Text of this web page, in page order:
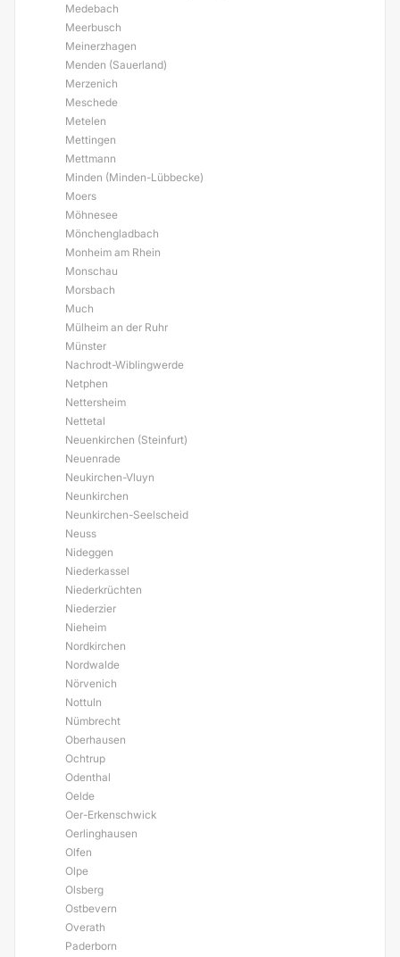
Medebach
Meerbusch
Meinerzhagen
Menden (Sauerland)
Merzenich
Meschede
Metelen
Mettingen
Mettmann
Minden (Minden-Lübbecke)
Moers
Möhnesee
Mönchengladbach
Monheim am Rhein
Monschau
Morsbach
Much
Mülheim an der Ruhr
Münster
Nachrodt-Wiblingwerde
Netphen
Nettersheim
Nettetal
Neuenkirchen (Steinfurt)
Neuenrade
Neukirchen-Vluyn
Neunkirchen
Neunkirchen-Seelscheid
Neuss
Nideggen
Niederkassel
Niederkrüchten
Niederzier
Nieheim
Nordkirchen
Nordwalde
Nörvenich
Nottuln
Nümbrecht
Oberhausen
Ochtrup
Odenthal
Oelde
Oer-Erkenschwick
Oerlinghausen
Olfen
Olpe
Olsberg
Ostbevern
Overath
Paderborn